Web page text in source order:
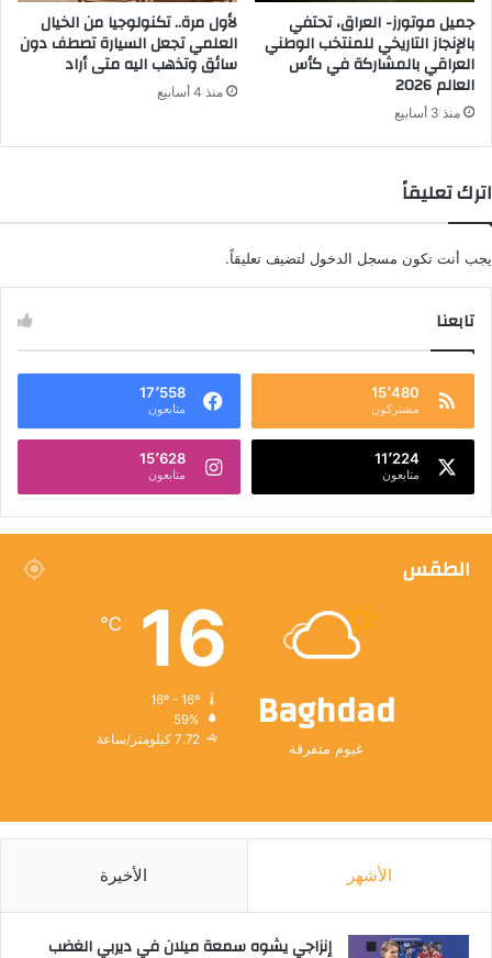
جميل موتورز- العراق، تحتفي
بالإنجاز التاريخي للمنتخب الوطني
العراقي بالمشاركة في كأس
العالم 2026
منذ 3 أسابيع
لأول مرة.. تكنولوجيا من الخيال
العلمي تجعل السيارة تصطف دون
سائق وتذهب اليه متى أراد
منذ 4 أسابيع
اترك تعليقاً
يجب أنت تكون مسجل الدخول لتضيف تعليقاً.
تابعنا
15٬480
مشتركون
17٬558
متابعون
11٬224
متابعون
15٬628
متابعون
الطقس
Baghdad
غيوم متفرقة
16
℃
59%
7.72 كيلومتر/ساعة
الأشهر الأخيرة
إنزاجي يشوه سمعة ميلان في ديربي الغضب